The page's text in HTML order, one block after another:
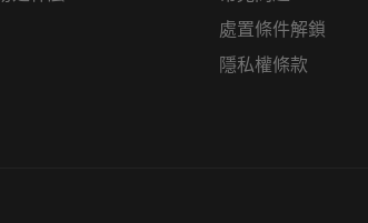
處置條件解鎖
隱私權條款